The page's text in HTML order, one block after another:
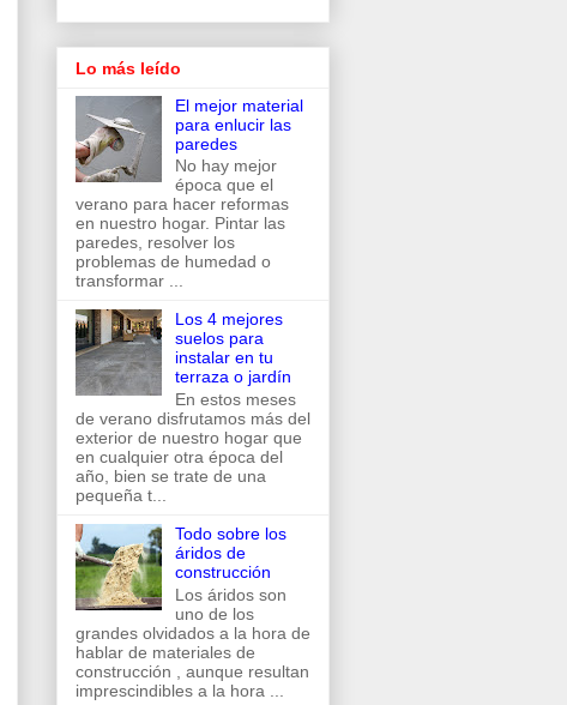
Lo más leído
El mejor material
para enlucir las
paredes
No hay mejor
época que el
verano para hacer reformas
en nuestro hogar. Pintar las
paredes, resolver los
problemas de humedad o
transformar ...
Los 4 mejores
suelos para
instalar en tu
terraza o jardín
En estos meses
de verano disfrutamos más del
exterior de nuestro hogar que
en cualquier otra época del
año, bien se trate de una
pequeña t...
Todo sobre los
áridos de
construcción
Los áridos son
uno de los
grandes olvidados a la hora de
hablar de materiales de
construcción , aunque resultan
imprescindibles a la hora ...